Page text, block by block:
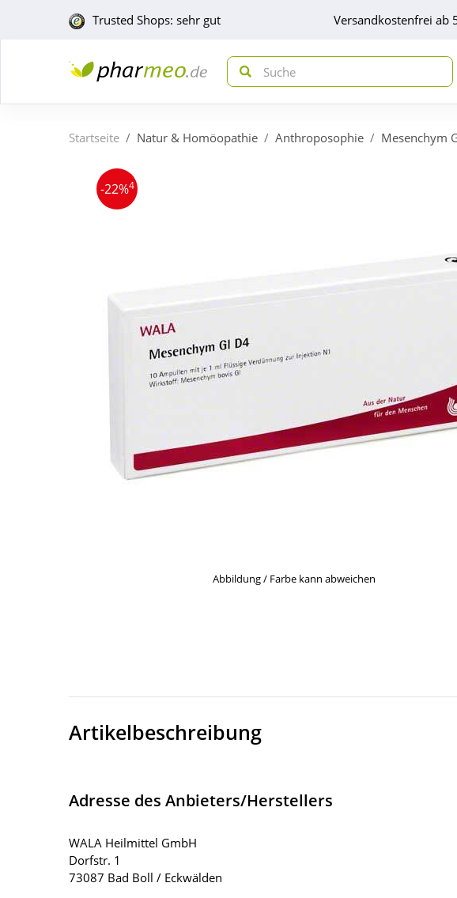
Trusted Shops: sehr gut Versandkostenfrei ab
Startseite Natur & Homöopathie Anthroposophie Mesenchym
-22%4
Abbildung / Farbe kann abweichen
Artikelbeschreibung
Adresse des Anbieters/Herstellers
WALA Heilmittel GmbH
Dorfstr. 1
73087 Bad Boll / Eckwälden